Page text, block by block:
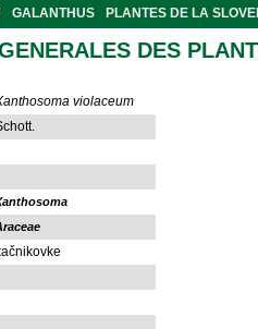
GALANTHUS PLANTES DE LA
DES
violaceum